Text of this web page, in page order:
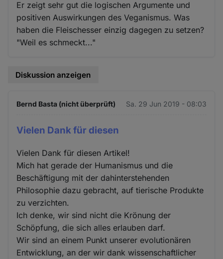
Er zeigt sehr gut die logischen Argumente und
positiven Auswirkungen des Veganismus. Was
haben die Fleischesser einzig dagegen zu setzen?
"Weil es schmeckt..."
Diskussion anzeigen
Bernd Basta (nicht überprüft) Sa. 29 Jun 2019 - 08:03
Vielen Dank für diesen
Vielen Dank für diesen Artikel!
Mich hat gerade der Humanismus und die
Beschäftigung mit der dahinterstehenden
Philosophie dazu gebracht, auf tierische Produkte
zu verzichten.
Ich denke, wir sind nicht die Krönung der
Schöpfung, die sich alles erlauben darf.
Wir sind an einem Punkt unserer evolutionären
Entwicklung, an der wir dank wissenschaftlicher